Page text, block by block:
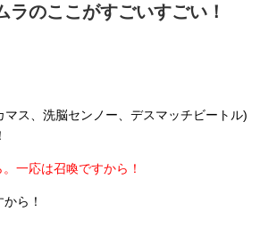
ラのここがすごいすごい！
ス、洗脳センノー、デスマッチビートル)
一応は召喚ですから！
ら！